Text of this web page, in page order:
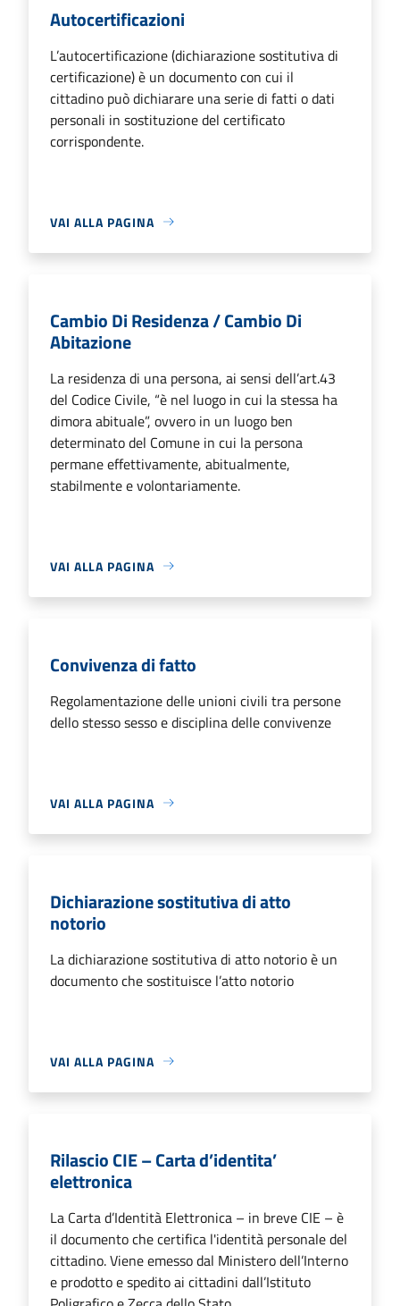
Autocertificazioni
L’autocertificazione (dichiarazione sostitutiva di
certificazione) è un documento con cui il
cittadino può dichiarare una serie di fatti o dati
personali in sostituzione del certificato
corrispondente.
VAI ALLA PAGINA
Cambio Di Residenza / Cambio Di
Abitazione
La residenza di una persona, ai sensi dell’art.43
del Codice Civile, “è nel luogo in cui la stessa ha
dimora abituale”, ovvero in un luogo ben
determinato del Comune in cui la persona
permane effettivamente, abitualmente,
stabilmente e volontariamente.
VAI ALLA PAGINA
Convivenza di fatto
Regolamentazione delle unioni civili tra persone
dello stesso sesso e disciplina delle convivenze
VAI ALLA PAGINA
Dichiarazione sostitutiva di atto
notorio
La dichiarazione sostitutiva di atto notorio è un
documento che sostituisce l’atto notorio
VAI ALLA PAGINA
Rilascio CIE – Carta d’identita’
elettronica
La Carta d’Identità Elettronica – in breve CIE – è
il documento che certifica l'identità personale del
cittadino. Viene emesso dal Ministero dell’Interno
e prodotto e spedito ai cittadini dall’Istituto